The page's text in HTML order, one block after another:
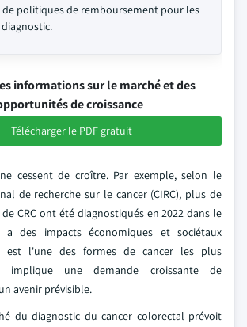
de politiques de remboursement pour les
informations sur le marché et des
de croissance
Télécharger le PDF gratuit
cessent de croître. Par exemple, selon le
de recherche sur le cancer (CIRC), plus de
CRC ont été diagnostiqués en 2022 dans le
a des impacts économiques et sociétaux
est l'une des formes de cancer les plus
implique une demande croissante de
avenir prévisible.
du diagnostic du cancer colorectal prévoit